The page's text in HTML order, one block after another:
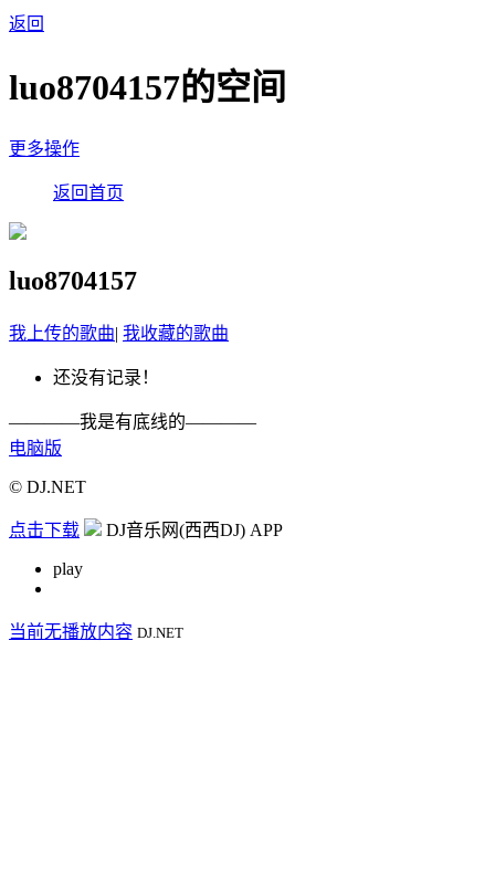
返回
luo8704157的空间
更多操作
返回首页
luo8704157
我上传的歌曲| 我收藏的歌曲
还没有记录！
————我是有底线的————
电脑版
© DJ.NET
点击下载 DJ音乐网(西西DJ) APP
play
当前无播放内容 DJ.NET